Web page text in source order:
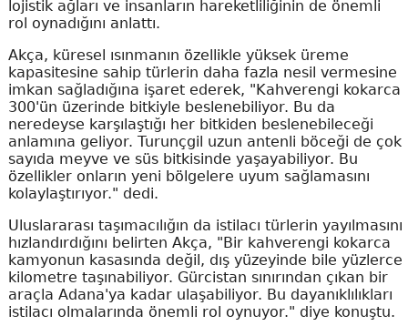
lojistik ağları ve insanların hareketliliğinin de önemli
rol oynadığını anlattı.
Akça, küresel ısınmanın özellikle yüksek üreme
kapasitesine sahip türlerin daha fazla nesil vermesine
imkan sağladığına işaret ederek, "Kahverengi kokarca
300'ün üzerinde bitkiyle beslenebiliyor. Bu da
neredeyse karşılaştığı her bitkiden beslenebileceği
anlamına geliyor. Turunçgil uzun antenli böceği de çok
sayıda meyve ve süs bitkisinde yaşayabiliyor. Bu
özellikler onların yeni bölgelere uyum sağlamasını
kolaylaştırıyor." dedi.
Uluslararası taşımacılığın da istilacı türlerin yayılmasını
hızlandırdığını belirten Akça, "Bir kahverengi kokarca
kamyonun kasasında değil, dış yüzeyinde bile yüzlerce
kilometre taşınabiliyor. Gürcistan sınırından çıkan bir
araçla Adana'ya kadar ulaşabiliyor. Bu dayanıklılıkları
istilacı olmalarında önemli rol oynuyor." diye konuştu.